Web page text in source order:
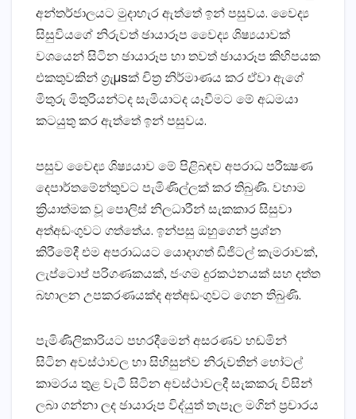
අන්තර්ජාලයට මුදාහැර ඇත්තේ ඉන් පසුවය. වෛද්‍ය
සිසුවියගේ නිරුවත් ඡායාරූප වෛද්‍ය ශිෂ්‍යයාවක්‌
වශයෙන් සිටින ඡායාරූප හා තවත් ඡායාරූප කිහිපයක
එකතුවකින් ග්‍රැµsක්‌ චිත්‍ර නිර්මාණය කර ඒවා ඇගේ
මිතුරු මිතුරියන්ටද සැමියාටද යෑවීමට මේ අධමයා
කටයුතු කර ඇත්තේ ඉන් පසුවය.
පසුව වෛද්‍ය ශිෂ්‍යයාව මේ පිළිබඳව අපරාධ පරීක්‍ෂණ
දෙපාර්තමේන්තුවට පැමිණිල්ලක්‌ කර තිබුණි. වහාම
ක්‍රියාත්මක වූ පොලිස්‌ නිලධාරීන් සැකකාර සිසුවා
අත්අඩංගුවට ගත්තේය. ඉන්පසු ඔහුගෙන් ප්‍රශ්න
කිරීමේදී එම අපරාධයට යොදාගත් ඩිජිටල් කැමරාවක්‌,
ලැප්ටොප් පරිගණකයක්‌, ජංගම දුරකථනයක්‌ සහ දත්ත
බහාලන උපකරණයක්‌ද අත්අඩංගුවට ගෙන තිබුණි.
පැමිණිලිකාරියට පහරදීමෙන් අසරණව හඬමින්
සිටින අවස්‌ථාවල හා සිහිසුන්ව නිරුවතින් හෝටල්
කාමරය තුළ වැටී සිටින අවස්‌ථාවලදී සැකකරු විසින්
ලබා ගන්නා ලද ඡායාරූප විද්යුත් තැපෑල මගින් ප්‍රචාරය